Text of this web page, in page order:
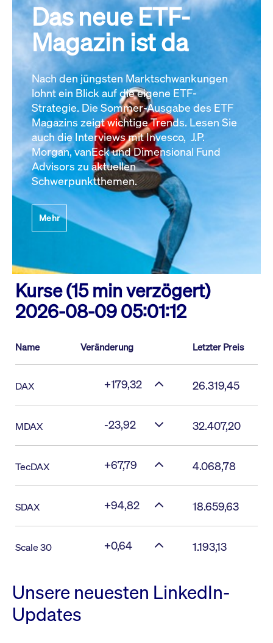
Das neue ETF-
Magazin ist da
Nach den jüngsten Marktschwankungen
lohnt ein Blick auf die eigene ETF-
Strategie. Die Sommer-Ausgabe des ETF
Magazins zeigt wichtige Trends. Lesen Sie
auch die Interviews mit Invesco, J.P.
Morgan, vanEck und Dimensional Fund
Advisors zu aktuellen
Schwerpunktthemen.
Mehr
Kurse (15 min verzögert)
2026-08-09 05:01:12
Name Veränderung Letzter Preis
DAX +179,32 26.319,45
MDAX -23,92 32.407,20
TecDAX +67,79 4.068,78
SDAX +94,82 18.659,63
Scale 30 +0,64 1.193,13
Unsere neuesten LinkedIn-
Updates